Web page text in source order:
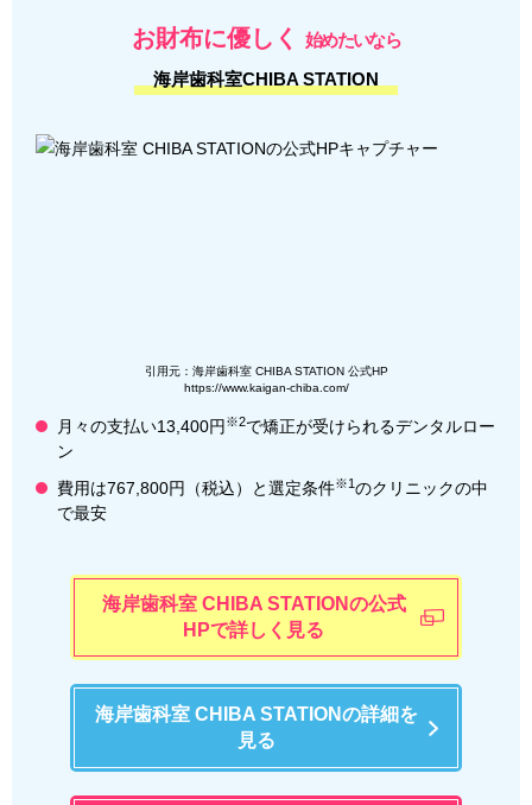
お財布に優しく
始めたいなら
海岸歯科室CHIBA STATION
引用元：海岸歯科室 CHIBA STATION 公式HP
https://www.kaigan-chiba.com/
月々の支払い13,400円 ※2で矯正が受けられるデンタルロー
ン
費用は767,800円（税込）と選定条件※1のクリニックの中
で最安
海岸歯科室 CHIBA STATIONの公式
HPで詳しく見る
海岸歯科室 CHIBA STATIONの詳細を
見る